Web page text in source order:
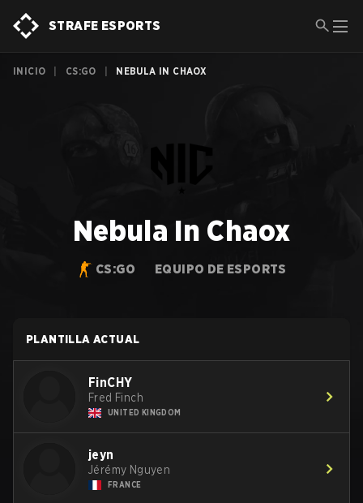
STRAFE ESPORTS
INICIO CS:GO NEBULA IN CHAOX
Nebula In Chaox
CS:GO EQUIPO DE ESPORTS
PLANTILLA ACTUAL
FinCHY
Fred Finch
UNITED KINGDOM
jeyn
Jérémy Nguyen
FRANCE